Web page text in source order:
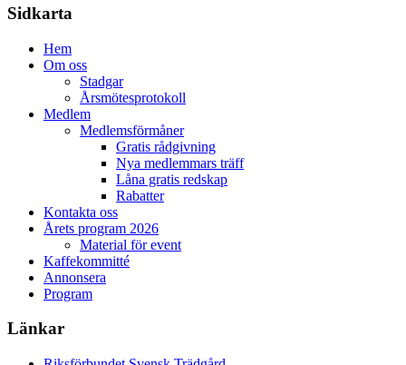
Sidkarta
Hem
Om oss
Stadgar
Årsmötesprotokoll
Medlem
Medlemsförmåner
Gratis rådgivning
Nya medlemmars träff
Låna gratis redskap
Rabatter
Kontakta oss
Årets program 2026
Material för event
Kaffekommitté
Annonsera
Program
Länkar